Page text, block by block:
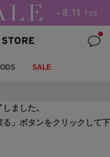
SALE
ました。
」ボタンをクリックして下